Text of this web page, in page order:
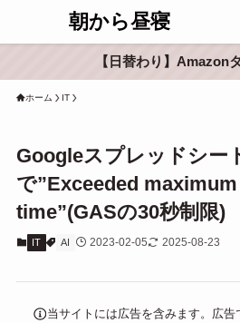
朝から昼寝
【日替わり】Amazon
ホーム IT
Googleスプレッドシー
で”Exceeded
time”(GASの30秒制限)
IT AI 2023-02-05 2025-08-23
当サイトには広告を含みます。広告